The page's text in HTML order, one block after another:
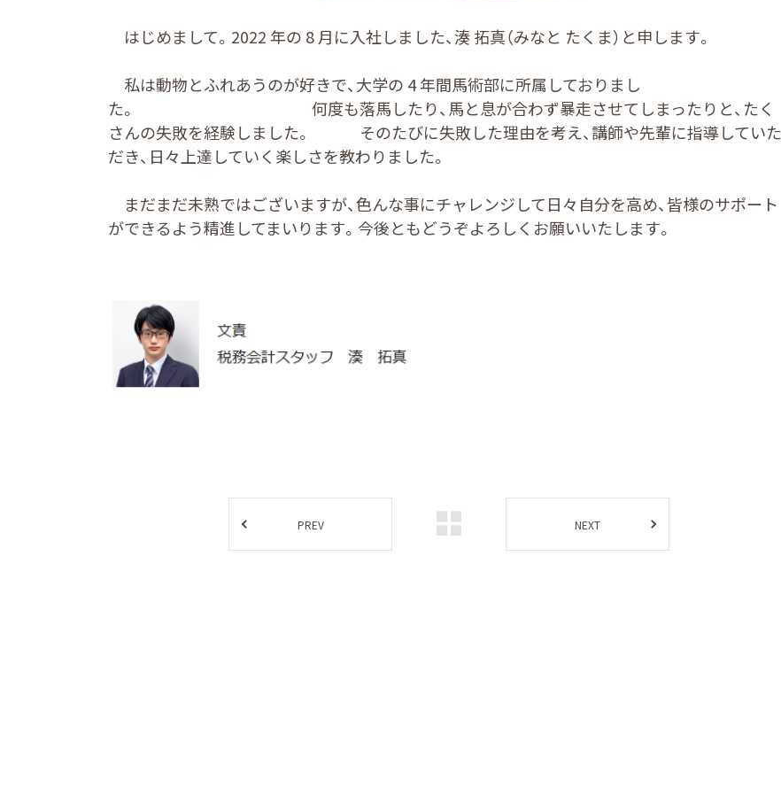
はじめまして。2022 年の 8 月に入社しました、湊 拓真（みなと たくま）と申します。
私は動物とふれあうのが好きで、大学の 4 年間馬術部に所属しておりまし
た。 何度も落馬したり、馬と息が合わず暴走させてしまったりと、たく
さんの失敗を経験しました。 そのたびに失敗した理由を考え、講師や先輩に指導していた
だき、日々上達していく楽しさを教わりました。
まだまだ未熟ではございますが、色んな事にチャレンジして日々自分を高め、皆様のサポート
ができるよう精進してまいります。今後ともどうぞよろしくお願いいたします。
PREV NEXT